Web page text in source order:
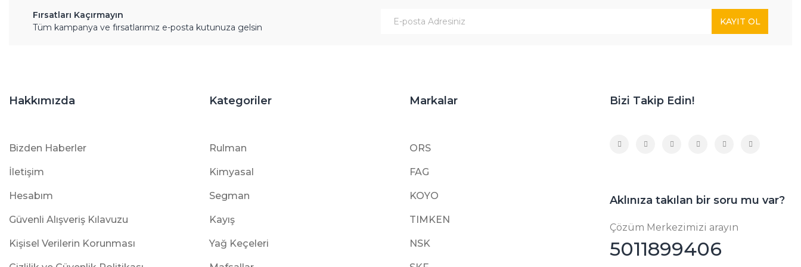
Fırsatları Kaçırmayın
Tüm kampanya ve fırsatlarımız e-posta kutunuza gelsin
KAYIT OL
Hakkımızda
Bizden Haberler
İletişim
Hesabım
Güvenli Alışveriş Kılavuzu
Kişisel Verilerin Korunması
Kategoriler
Rulman
Kimyasal
Segman
Kayış
Yağ Keçeleri
Markalar
ORS
FAG
KOYO
TIMKEN
NSK
Bizi Takip Edin!
Aklınıza takılan bir soru mu var?
Çözüm Merkezimizi arayın
5011899406